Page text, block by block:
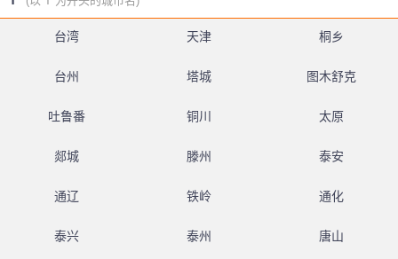
台湾 天津 桐乡
台州 塔城 图木舒克
吐鲁番 铜川 太原
郯城 滕州 泰安
通辽 铁岭 通化
泰兴 泰州 唐山